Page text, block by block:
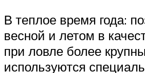
В теплое время года:
весной и летом в
при ловле более
используются